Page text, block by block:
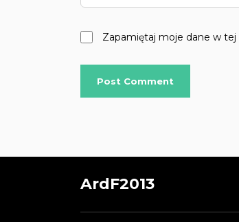
Zapamiętaj moje dane w
ArdF2013